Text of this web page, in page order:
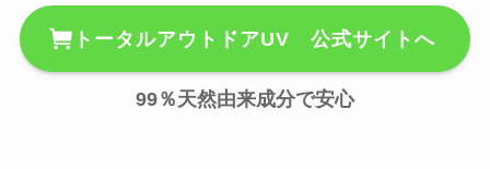
トータルアウトドアUV 公式サイトへ
99％天然由来成分で安心